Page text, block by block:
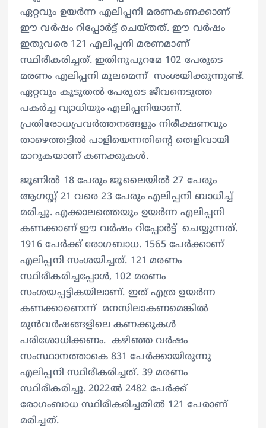
ഏറ്റവും ഉയർന്ന എലിപ്പനി മരണകണക്കാണ്
ഈ വർഷം റിപ്പോർട്ട് ചെയ്തത്. ഈ വർഷം
ഇതുവരെ 121 എലിപ്പനി മരണമാണ്
സ്ഥിരീകരിച്ചത്. ഇതിനുപുറമേ 102 പേരുടെ
മരണം എലിപ്പനി മൂലമെന്ന് സംശയിക്കുന്നുണ്ട്.
ഏറ്റവും കൂടുതൽ പേരുടെ ജീവനെടുത്ത
പകർച്ച വ്യാധിയും എലിപ്പനിയാണ്.
പ്രതിരോധപ്രവർത്തനങ്ങളും നിരീക്ഷണവും
താഴെത്തട്ടിൽ പാളിയെന്നതിന്‍റെ തെളിവായി
മാറുകയാണ് കണക്കുകൾ.
ജൂണിൽ 18 പേരും ജൂലൈയിൽ 27 പേരും
ആഗസ്റ്റ് 21 വരെ 23 പേരും എലിപ്പനി ബാധിച്ച്
മരിച്ചു. എക്കാലത്തെയും ഉയർന്ന എലിപ്പനി
കണക്കാണ് ഈ വർഷം റിപ്പോർട്ട് ചെയ്യുന്നത്.
1916 പേർക്ക് രോഗബാധ. 1565 പേർക്കാണ്
എലിപ്പനി സംശയിച്ചത്. 121 മരണം
സ്ഥിരീകരിച്ചപ്പോൾ, 102 മരണം
സംശയപ്പട്ടികയിലാണ്. ഇത് എത്ര ഉയർന്ന
കണക്കാണെന്ന് മനസിലാകണമെങ്കിൽ
മുൻവർഷങ്ങളിലെ കണക്കുകള്‍
പരിശോധിക്കണം. കഴിഞ്ഞ വർഷം
സംസ്ഥാനത്താകെ 831 പേർക്കായിരുന്നു
എലിപ്പനി സ്ഥിരീകരിച്ചത്. 39 മരണം
സ്ഥിരീകരിച്ചു. 2022ൽ 2482 പേർക്ക്
രോഗംബാധ സ്ഥിരീകരിച്ചതിൽ 121 പേരാണ്
മരിച്ചത്.